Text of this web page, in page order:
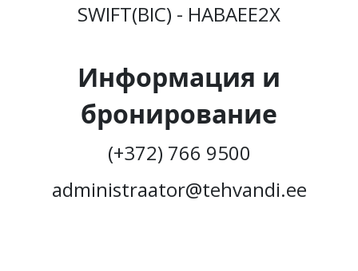
SWIFT(BIC) - HABAEE2X
Информация и
бронирование
(+372) 766 9500
administraator@tehvandi.ee